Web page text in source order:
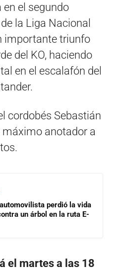
el segundo
la Liga Nacional
importante triunfo
del KO, haciendo
en el escalafón del
cordobés Sebastián
anotador a
perdió la vida
un árbol en la ruta E-
el martes a las 18